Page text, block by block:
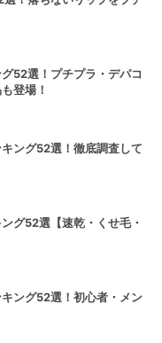
52選！プチプラ・デパコ
登場！
ング52選！徹底調査して
グ52選【速乾・くせ毛・
ング52選！初心者・メン